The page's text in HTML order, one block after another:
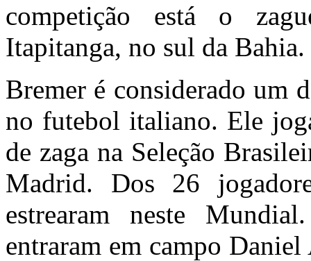
competição está o
Itapitanga, no sul da Bahia.
Bremer é considerado um
no futebol italiano. Ele
de zaga na Seleção
Madrid. Dos 26
estrearam neste
entraram em campo